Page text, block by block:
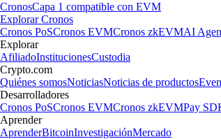
CronosCapa 1 compatible con EVM
Explorar Cronos
Cronos PoSCronos EVMCronos zkEVMAI
Explorar
AfiliadoInstitucionesCustodia
Crypto.com
Quiénes somosNoticiasNoticias de productos
Desarrolladores
Cronos PoSCronos EVMCronos zkEVMPay
Aprender
AprenderBitcoinInvestigaciónMercado